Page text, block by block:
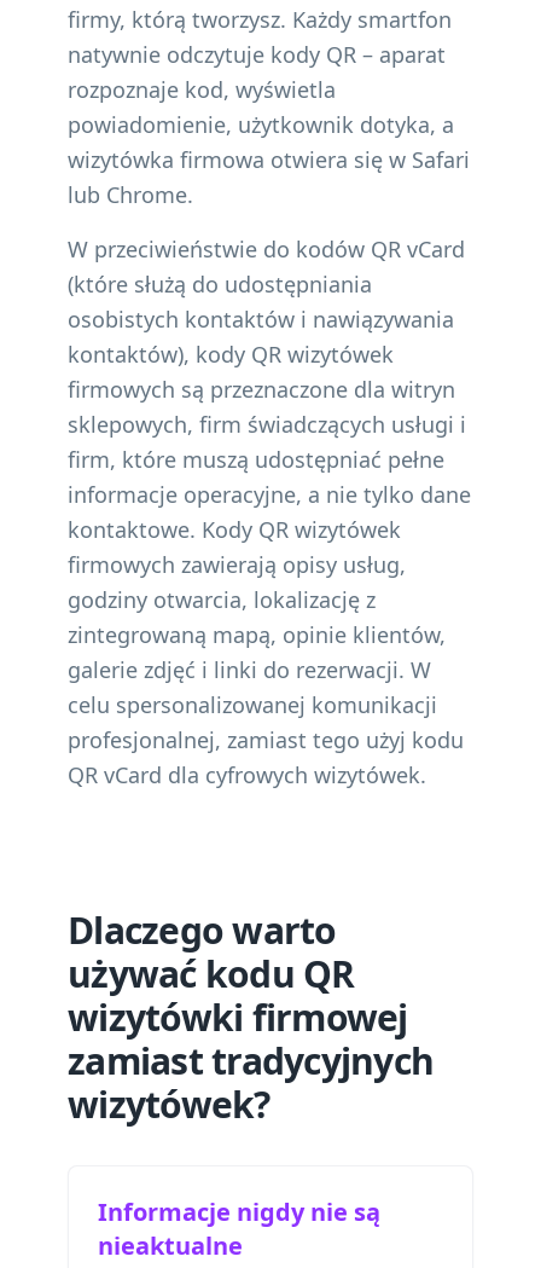
firmy, którą tworzysz. Każdy smartfon
natywnie odczytuje kody QR – aparat
rozpoznaje kod, wyświetla
powiadomienie, użytkownik dotyka, a
wizytówka firmowa otwiera się w Safari
lub Chrome.
W przeciwieństwie do kodów QR vCard
(które służą do udostępniania
osobistych kontaktów i nawiązywania
kontaktów), kody QR wizytówek
firmowych są przeznaczone dla witryn
sklepowych, firm świadczących usługi i
firm, które muszą udostępniać pełne
informacje operacyjne, a nie tylko dane
kontaktowe. Kody QR wizytówek
firmowych zawierają opisy usług,
godziny otwarcia, lokalizację z
zintegrowaną mapą, opinie klientów,
galerie zdjęć i linki do rezerwacji. W
celu spersonalizowanej komunikacji
profesjonalnej, zamiast tego użyj kodu
QR vCard dla cyfrowych wizytówek.
Dlaczego warto
używać kodu QR
wizytówki firmowej
zamiast tradycyjnych
wizytówek?
Informacje nigdy nie są
nieaktualne